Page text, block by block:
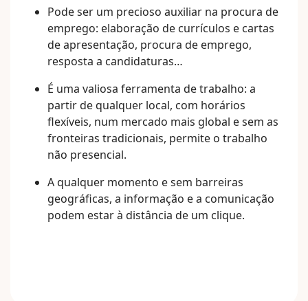
Pode ser um precioso auxiliar na procura de
emprego: elaboração de currículos e cartas
de apresentação, procura de emprego,
resposta a candidaturas…
É uma valiosa ferramenta de trabalho: a
partir de qualquer local, com horários
flexíveis, num mercado mais global e sem as
fronteiras tradicionais, permite o trabalho
não presencial.
A qualquer momento e sem barreiras
geográficas, a informação e a comunicação
podem estar à distância de um clique.